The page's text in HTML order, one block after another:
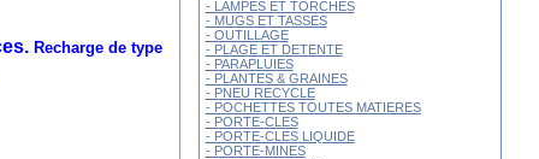
Recharge de type
- LAMPES ET TORCHES
- MUGS ET TASSES
- OUTILLAGE
- PLAGE ET DETENTE
- PARAPLUIES
- PLANTES & GRAINES
- PNEU RECYCLE
- POCHETTES TOUTES MATIERES
- PORTE-CLES
- PORTE-CLES LIQUIDE
- PORTE-MINES